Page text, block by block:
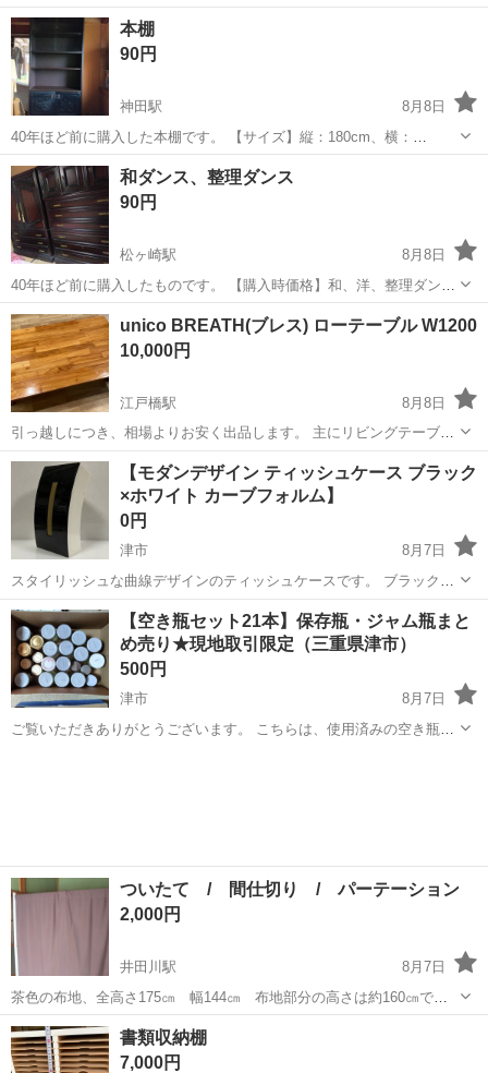
社特典最大20万円！｜入社から半年後には時給2,050円！さらに長く働
くほど時給UP☆ トヨタ車の製造（組立・加工など） トヨタ車体各工
場でのミニバン・SUV...
三重 いなべ市
本棚
90円
神田駅
8月8日
40年ほど前に購入した本棚です。 【サイズ】縦：180cm、横：
90cm、奥行き：29cm （大体です） 【傷などの状態】下部の開き扉
に傷みがあります。 【アピールポイント】全体として状態は悪くない
のでまだまだ使えると思いま...
三重 松阪市 神田駅 収納家具
和ダンス、整理ダンス
90円
松ヶ崎駅
8月8日
40年ほど前に購入したものです。 【購入時価格】和、洋、整理ダンス
3棹で70万円ぐらい 【サイズ】縦：180cm、横：122cm、奥行き：
46cm （大体です） 【傷などの状態】和ダンスについてはとくに目
立った傷はありません...
三重 松阪市 収納家具
unico BREATH(ブレス) ローテーブル W1200
10,000円
江戸橋駅
8月8日
引っ越しにつき、相場よりお安く出品します。 主にリビングテーブル
として使用していました。とても頑丈なつくりで重さもあります。木
目が素敵で気に入っていました。 上に5mm程の厚さのクリアシートを
敷いて使用していました。その為...
三重 津市 江戸橋駅 テーブル
【モダンデザイン ティッシュケース ブラック
×ホワイト カーブフォルム】
0円
津市
8月7日
スタイリッシュな曲線デザインのティッシュケースです。 ブラック×
ホワイトのツートンカラーが高級感あり、モダンなお部屋やオフィス
にもぴったり。 一般的なボックスティッシュ対応サイズ。 光沢感のあ
る仕上げで、空間のアク...
三重 津市 インテリア雑貨/小物 ティッシュ
【空き瓶セット21本】保存瓶・ジャム瓶まと
め売り★現地取引限定（三重県津市）
500円
津市
8月7日
ご覧いただきありがとうございます。 こちらは、使用済みの空き瓶21
ついたて / 間仕切り / パーテーション
2,000円
井田川駅
8月7日
茶色の布地、全高さ175㎝ 幅144㎝ 布地部分の高さは約160㎝で
す！ キャスター付きですので簡単に移動出来ます！ キレイです、部屋
の間仕切、見えないように視界遮ったり、ベッド間の仕切り等、使え
ます。 外...
三重 鈴鹿市 井田川駅
書類収納棚
7,000円